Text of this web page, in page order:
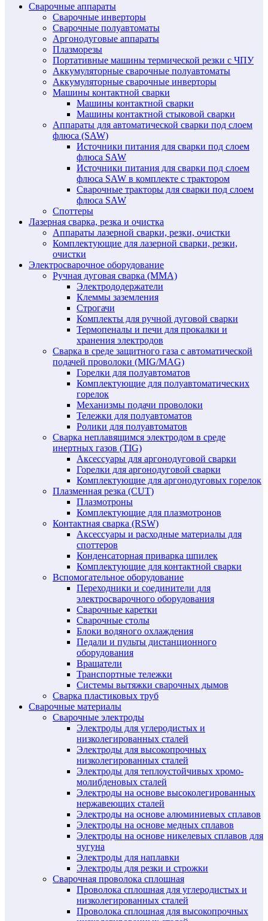
Сварочные аппараты
Сварочные инверторы
Сварочные полуавтоматы
Аргонодуговые аппараты
Плазморезы
Портативные машины термической резки с ЧПУ
Аккумуляторные сварочные полуавтоматы
Аккумуляторные сварочные инверторы
Машины контактной сварки
Машины контактной сварки
Машины контактной стыковой сварки
Аппараты для автоматической сварки под слоем
флюса (SAW)
Источники питания для сварки под слоем
флюса SAW
Источники питания для сварки под слоем
флюса SAW в комплекте с трактором
Сварочные тракторы для сварки под слоем
флюса SAW
Споттеры
Лазерная сварка, резка и очистка
Аппараты лазерной сварки, резки, очистки
Комплектующие для лазерной сварки, резки,
очистки
Электросварочное оборудование
Ручная дуговая сварка (MMA)
Электрододержатели
Клеммы заземления
Строгачи
Комплекты для ручной дуговой сварки
Термопеналы и печи для прокалки и
хранения электродов
Сварка в среде защитного газа с автоматической
подачей проволоки (MIG/MAG)
Горелки для полуавтоматов
Комплектующие для полуавтоматических
горелок
Механизмы подачи проволоки
Тележки для полуавтоматов
Ролики для полуавтоматов
Сварка неплавящимся электродом в среде
инертных газов (TIG)
Аксессуары для аргонодуговой сварки
Горелки для аргонодуговой сварки
Комплектующие для аргонодуговых горелок
Плазменная резка (CUT)
Плазмотроны
Комплектующие для плазмотронов
Контактная сварка (RSW)
Аксессуары и расходные материалы для
споттеров
Конденсаторная приварка шпилек
Комплектующие для контактной сварки
Вспомогательное оборудование
Переходники и соединители для
электросварочного оборудования
Сварочные каретки
Сварочные столы
Блоки водяного охлаждения
Педали и пульты дистанционного
оборудования
Вращатели
Транспортные тележки
Системы вытяжки сварочных дымов
Сварка пластиковых труб
Сварочные материалы
Сварочные электроды
Электроды для углеродистых и
низколегированных сталей
Электроды для высокопрочных
низколегированных сталей
Электроды для теплоустойчивых хромо-
молибденовых сталей
Электроды на основе высоколегированных
нержавеющих сталей
Электроды на основе алюминиевых сплавов
Электроды на основе медных сплавов
Электроды на основе никелевых сплавов для
чугуна
Электроды для наплавки
Электроды для резки и строжки
Сварочная проволока сплошная
Проволока сплошная для углеродистых и
низколегированных сталей
Проволока сплошная для высокопрочных